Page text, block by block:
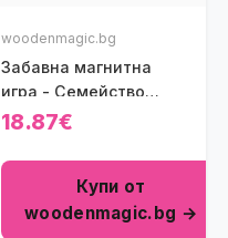
woodenmagic.bg
Забавна магнитна
игра - Семейство
мечета
18.87€
Купи от
woodenmagic.bg →